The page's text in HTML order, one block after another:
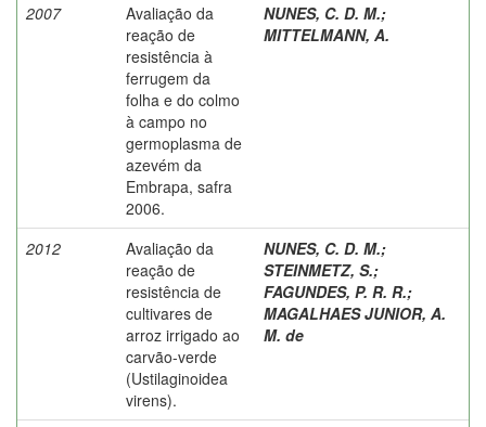
2007
Avaliação da
reação de
resistência à
ferrugem da
folha e do colmo
à campo no
germoplasma de
azevém da
Embrapa, safra
2006.
NUNES, C. D. M.;
MITTELMANN, A.
2012
Avaliação da
reação de
resistência de
cultivares de
arroz irrigado ao
carvão-verde
(Ustilaginoidea
virens).
NUNES, C. D. M.;
STEINMETZ, S.;
FAGUNDES, P. R. R.;
MAGALHAES JUNIOR, A.
M. de